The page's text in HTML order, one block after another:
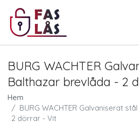
BURG WACHTER
Balthazar brevlåda - 2
Hem
BURG WACHTER Galvaniserat
2 dörrar - Vit